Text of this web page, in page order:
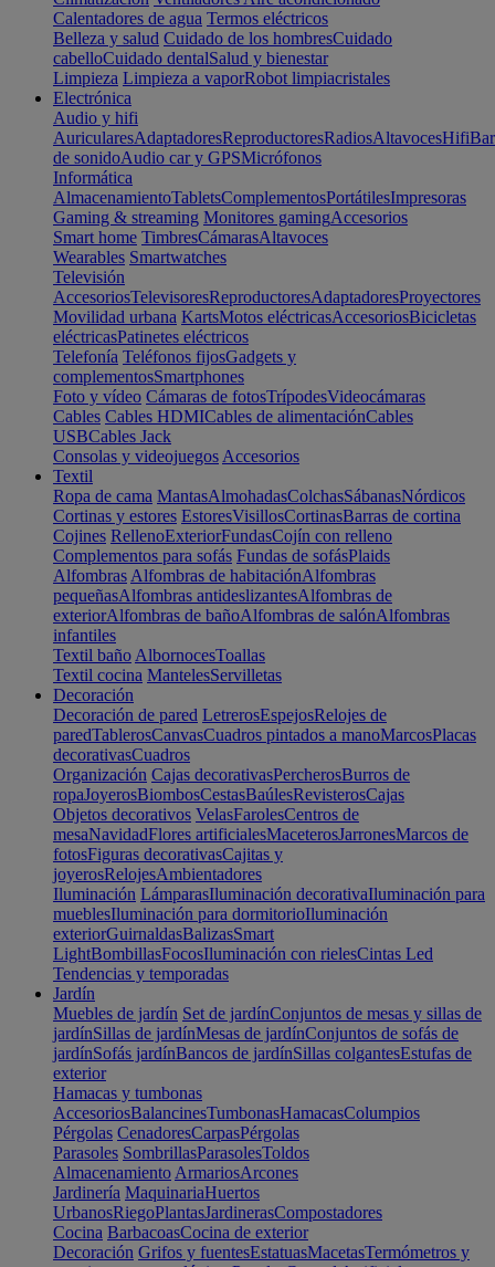
Calentadores de agua Termos eléctricos
Belleza y salud Cuidado de los hombresCuidado
cabelloCuidado dentalSalud y bienestar
Limpieza Limpieza a vaporRobot limpiacristales
Electrónica
Audio y hifi
AuricularesAdaptadoresReproductoresRadiosAltavocesHifi
de sonidoAudio car y GPSMicrófonos
Informática
AlmacenamientoTabletsComplementosPortátilesImpresoras
Gaming & streaming Monitores gamingAccesorios
Smart home TimbresCámarasAltavoces
Wearables Smartwatches
Televisión
AccesoriosTelevisoresReproductoresAdaptadoresProyectores
Movilidad urbana KartsMotos eléctricasAccesoriosBicicletas
eléctricasPatinetes eléctricos
Telefonía Teléfonos fijosGadgets y
complementosSmartphones
Foto y vídeo Cámaras de fotosTrípodesVideocámaras
Cables Cables HDMICables de alimentaciónCables
USBCables Jack
Consolas y videojuegos Accesorios
Textil
Ropa de cama MantasAlmohadasColchasSábanasNórdicos
Cortinas y estores EstoresVisillosCortinasBarras de cortina
Cojines RellenoExteriorFundasCojín con relleno
Complementos para sofás Fundas de sofásPlaids
Alfombras Alfombras de habitaciónAlfombras
pequeñasAlfombras antideslizantesAlfombras de
exteriorAlfombras de bañoAlfombras de salónAlfombras
infantiles
Textil baño AlbornocesToallas
Textil cocina MantelesServilletas
Decoración
Decoración de pared LetrerosEspejosRelojes de
paredTablerosCanvasCuadros pintados a manoMarcosPlacas
decorativasCuadros
Organización Cajas decorativasPercherosBurros de
ropaJoyerosBiombosCestasBaúlesRevisterosCajas
Objetos decorativos VelasFarolesCentros de
mesaNavidadFlores artificialesMaceterosJarronesMarcos de
fotosFiguras decorativasCajitas y
joyerosRelojesAmbientadores
Iluminación LámparasIluminación decorativaIluminación para
mueblesIluminación para dormitorioIluminación
exteriorGuirnaldasBalizasSmart
LightBombillasFocosIluminación con rielesCintas Led
Tendencias y temporadas
Jardín
Muebles de jardín Set de jardínConjuntos de mesas y sillas de
jardínSillas de jardínMesas de jardínConjuntos de sofás de
jardínSofás jardínBancos de jardínSillas colgantesEstufas de
exterior
Hamacas y tumbonas
AccesoriosBalancinesTumbonasHamacasColumpios
Pérgolas CenadoresCarpasPérgolas
Parasoles SombrillasParasolesToldos
Almacenamiento ArmariosArcones
Jardinería MaquinariaHuertos
UrbanosRiegoPlantasJardinerasCompostadores
Cocina BarbacoasCocina de exterior
Decoración Grifos y fuentesEstatuasMacetasTermómetros y